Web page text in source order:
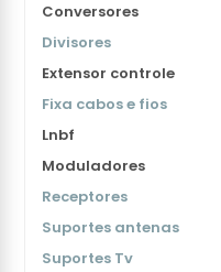
Conversores
Divisores
Extensor controle
Fixa cabos e fios
Lnbf
Moduladores
Receptores
Suportes antenas
Suportes Tv